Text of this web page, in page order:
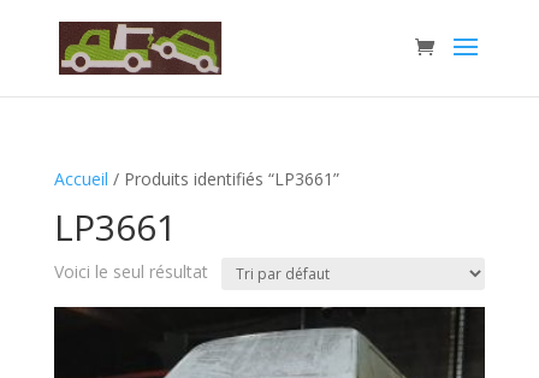
Accueil / Produits identifiés “LP3661”
LP3661
Voici le seul résultat